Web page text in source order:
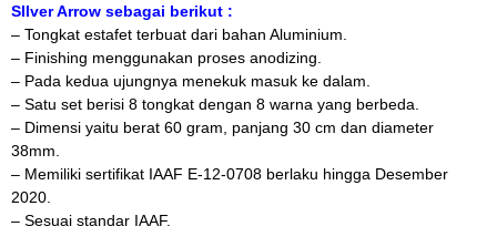
SIlver Arrow sebagai berikut :
– Tongkat estafet terbuat dari bahan Aluminium.
– Finishing menggunakan proses anodizing.
– Pada kedua ujungnya menekuk masuk ke dalam.
– Satu set berisi 8 tongkat dengan 8 warna yang berbeda.
– Dimensi yaitu berat 60 gram, panjang 30 cm dan diameter
38mm.
– Memiliki sertifikat IAAF E-12-0708 berlaku hingga Desember
2020.
– Sesuai standar IAAF.